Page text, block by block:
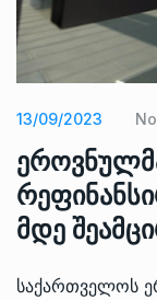
13/09/2023
მდე
საქართველოს